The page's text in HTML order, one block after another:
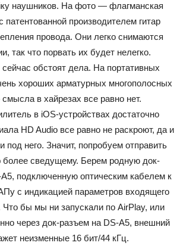
наушников. На фото — флагманская
производителем гитар
провода. Они легко снимаются
так что порвать их будет нелегко.
обстоят дела. На портативных
хороших арматурных многополосных
в хайрезах все равно нет.
в iOS-устройствах достаточно
HD Audio все равно не раскроют, да и
под него. Значит, попробуем отправить
более сведущему. Берем родную док-
подключенную оптическим кабелем к
с индикацией параметров входящего
Что бы мы ни запускали по AirPlay, или
через док-разъем на DS-A5, внешний
неизменные 16 бит/44 кГц.